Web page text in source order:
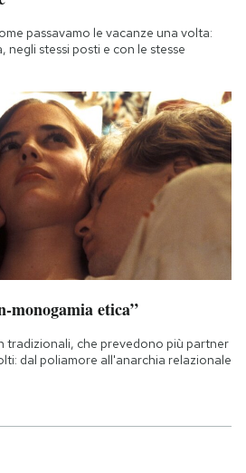
passavamo le vacanze una volta:
negli stessi posti e con le stesse
monogamia etica”
tradizionali, che prevedono più partner
dal poliamore all'anarchia relazionale